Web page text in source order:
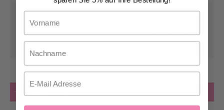
Abholung abMittwoch, 12.08.2026
Kann frühstens abMittwoch, 12.08.2026
geliefert werden
Anzahl
Nachname